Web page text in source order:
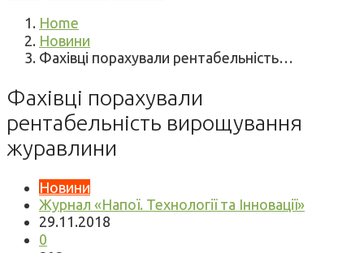
Home
Новини
Фахівці порахували рентабельність…
Фахівці порахували
рентабельність вирощування
журавлини
Новини
Журнал «Напої. Технології та Інновації»
29.11.2018
0